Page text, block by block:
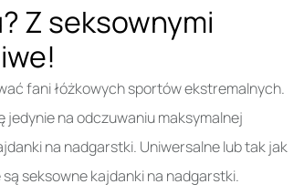
Z seksownymi
fani łóżkowych sportów ekstremalnych.
na odczuwaniu maksymalnej
na nadgarstki. Uniwersalne lub tak jak
są seksowne kajdanki na nadgarstki.